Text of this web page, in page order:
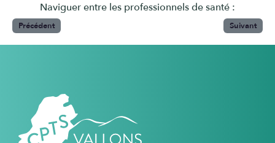
Naviguer entre les professionnels de santé :
Précédent Suivant